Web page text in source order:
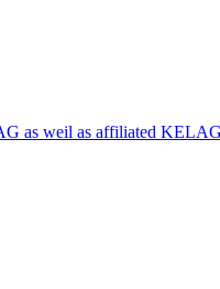
as weil as affiliated